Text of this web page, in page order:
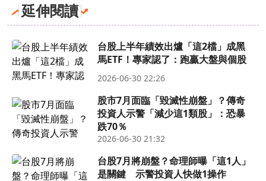
延伸閱讀
台股上半年績效出爐「這2檔」成黑
馬ETF！專家認了：跑贏大盤與個股
2026-06-30 22:26
股市7月面臨「毀滅性崩盤」？傳奇
投資人示警「減少這1類股」：恐暴
跌70％
2026-06-30 21:32
台股7月將崩盤？命理師曝「這1人」
是關鍵 示警投資人快做1操作